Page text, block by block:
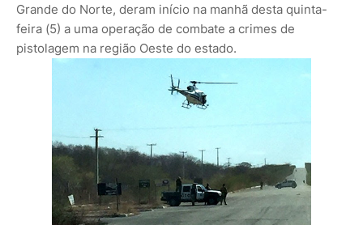
Grande do Norte, deram início na manhã desta quinta-
feira (5) a uma operação de combate a crimes de
pistolagem na região Oeste do estado.